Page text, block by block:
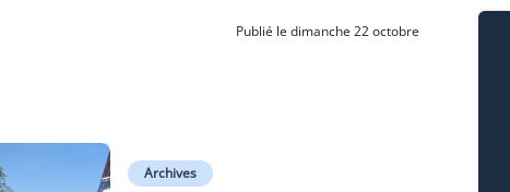
Publié le dimanche 22 octobre
Archives